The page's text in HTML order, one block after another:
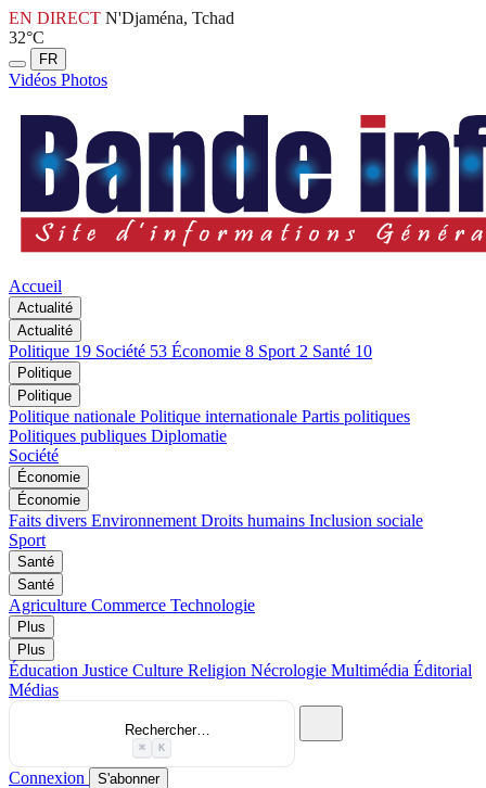
EN DIRECT N'Djaména, Tchad
32°C
FR
Vidéos Photos
Accueil
Actualité
Actualité
Politique 19 Société 53 Économie 8 Sport 2 Santé 10
Politique
Politique
Politique nationale Politique internationale Partis politiques
Politiques publiques Diplomatie
Société
Économie
Économie
Faits divers Environnement Droits humains Inclusion sociale
Sport
Santé
Santé
Agriculture Commerce Technologie
Plus
Plus
Éducation Justice Culture Religion Nécrologie Multimédia Éditorial
Médias
Rechercher…
⌘ K
Connexion S'abonner